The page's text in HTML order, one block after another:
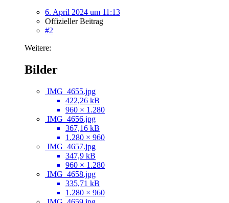
6. April 2024 um 11:13
Offizieller Beitrag
#2
Weitere:
Bilder
IMG_4655.jpg
422,26 kB
960 × 1.280
IMG_4656.jpg
367,16 kB
1.280 × 960
IMG_4657.jpg
347,9 kB
960 × 1.280
IMG_4658.jpg
335,71 kB
1.280 × 960